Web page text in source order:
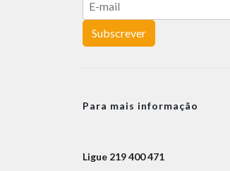
Subscrever
Para mais informação
Ligue 219 400 471